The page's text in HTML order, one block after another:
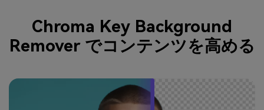
Chroma Key Background
Remover でコンテンツを高める